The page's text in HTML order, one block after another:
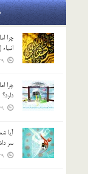
چرا
29
چرا
دارد؟
29
آیا
سر
29